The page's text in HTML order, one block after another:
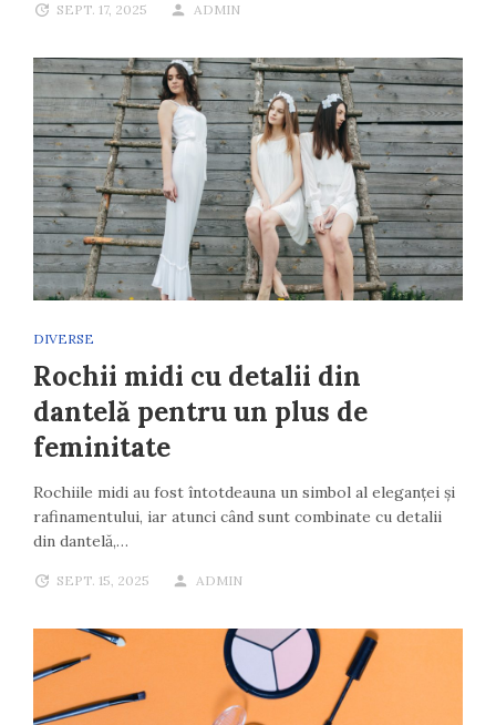
SEPT. 17, 2025 ADMIN
DIVERSE
Rochii midi cu detalii din
dantelă pentru un plus de
feminitate
Rochiile midi au fost întotdeauna un simbol al eleganței și
rafinamentului, iar atunci când sunt combinate cu detalii
din dantelă,…
SEPT. 15, 2025 ADMIN